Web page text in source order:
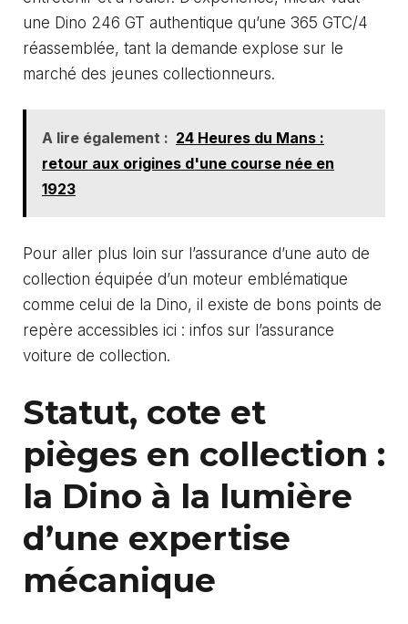
une Dino 246 GT authentique qu’une 365 GTC/4
réassemblée, tant la demande explose sur le
marché des jeunes collectionneurs.
A lire également : 24 Heures du Mans :
retour aux origines d'une course née en
1923
Pour aller plus loin sur l’assurance d’une auto de
collection équipée d’un moteur emblématique
comme celui de la Dino, il existe de bons points de
repère accessibles ici : infos sur l’assurance
voiture de collection.
Statut, cote et
pièges en collection :
la Dino à la lumière
d’une expertise
mécanique